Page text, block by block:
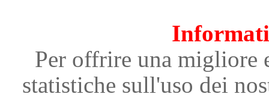
Per offrire una migliore
statistiche sull'uso dei